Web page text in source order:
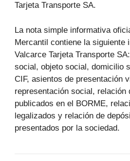
Tarjeta Transporte SA.
La nota simple informativa
Mercantil contiene la siguiente
Valcarce Tarjeta Transporte
social, objeto social, domicilio
CIF, asientos de presentación
representación social, relación
publicados en el BORME,
legalizados y relación de
presentados por la sociedad.